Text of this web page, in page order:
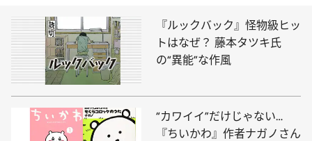
『ルックバック』怪物級ヒッ
トはなぜ？ 藤本タツキ氏
の“異能”な作風
“カワイイ”だけじゃない…
『ちいかわ』作者ナガノさん